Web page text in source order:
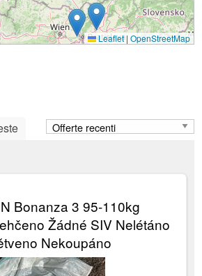
Leaflet | OpenStreetMap
Bonanza 3 95-110kg
Žádné SIV Nelétáno
Nekoupáno